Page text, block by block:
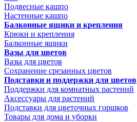
Подвесные кашпо
Настенные кашпо
Балконные ящики и крепления
Крюки и крепления
Балконные ящики
Вазы для цветов
Вазы для цветов
Сохранение срезанных цветов
Подставки и поддержки для цветов
Поддержки для комнатных растений
Аксессуары для растений
Подставки для цветочных горшков
Товары для дома и уборки